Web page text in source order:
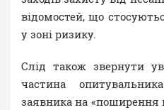
відомостей, що
у зоні ризику.
Слід також звернути
частина
заявника на «поширення